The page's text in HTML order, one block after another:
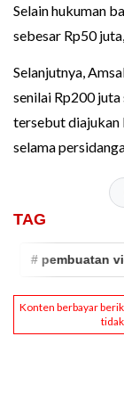
Selain hukuman
sebesar Rp50
Selanjutnya,
senilai Rp200
tersebut
selama
TAG
video